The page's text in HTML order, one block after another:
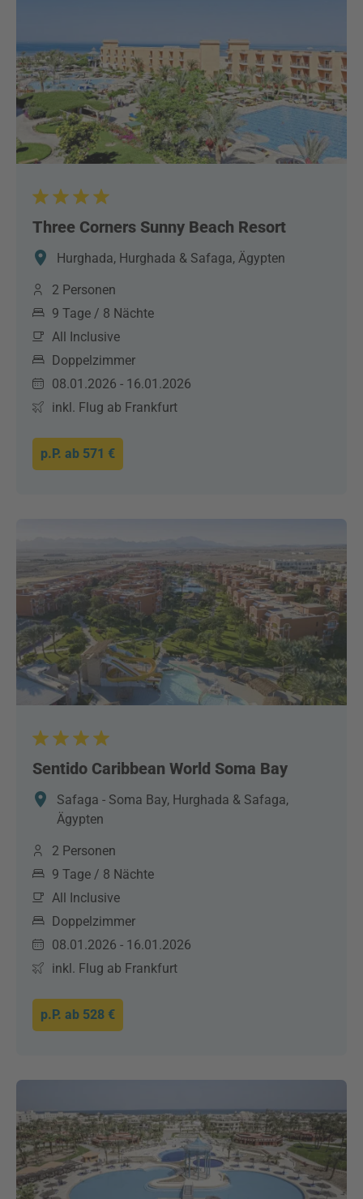
Three Corners Sunny Beach Resort
Hurghada, Hurghada & Safaga, Ägypten
2 Personen
9 Tage / 8 Nächte
All Inclusive
Doppelzimmer
08.01.2026 - 16.01.2026
inkl. Flug ab Frankfurt
p.P. ab 571 €
Sentido Caribbean World Soma Bay
Safaga - Soma Bay, Hurghada & Safaga,
Ägypten
2 Personen
9 Tage / 8 Nächte
All Inclusive
Doppelzimmer
08.01.2026 - 16.01.2026
inkl. Flug ab Frankfurt
p.P. ab 528 €